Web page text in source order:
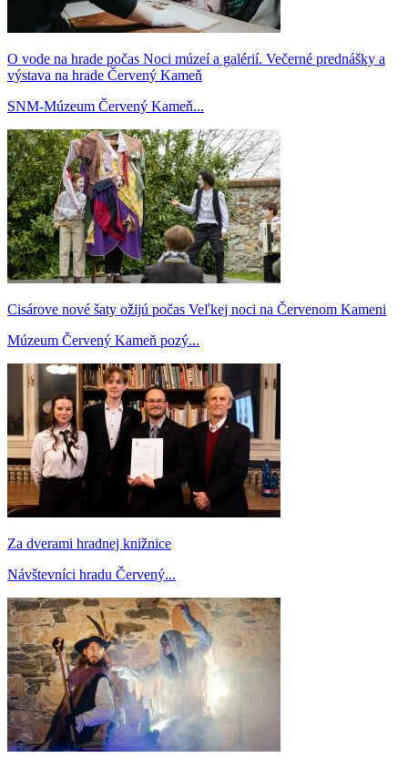
O vode na hrade počas Noci múzeí a galérií. Večerné prednášky a
výstava na hrade Červený Kameň
SNM-Múzeum Červený Kameň...
Cisárove nové šaty ožijú počas Veľkej noci na Červenom Kameni
Múzeum Červený Kameň pozý...
Za dverami hradnej knižnice
Návštevníci hradu Červený...